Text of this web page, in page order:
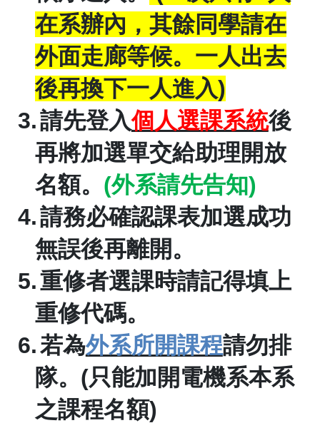
在系辦內，其餘同學請在
外面走廊等候。一人出去
後再換下一人進入)
3.請先登入個人選課系統後
再將加選單交給助理開放
名額。 (外系請先告知)
4.請務必確認課表加選成功
無誤後再離開。
5.重修者選課時請記得填上
重修代碼。
6.若為外系所開課程請勿排
隊。 (只能加開電機系本系
之課程名額)